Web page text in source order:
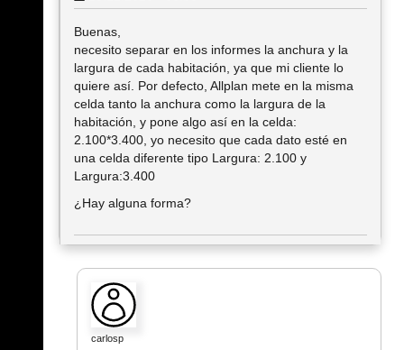
Buenas,
necesito separar en los informes la anchura y la
largura de cada habitación, ya que mi cliente lo
quiere así. Por defecto, Allplan mete en la misma
celda tanto la anchura como la largura de la
habitación, y pone algo así en la celda:
2.100*3.400, yo necesito que cada dato esté en
una celda diferente tipo Largura: 2.100 y
Largura:3.400
¿Hay alguna forma?
carlosp